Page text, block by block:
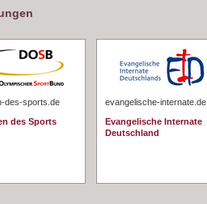
des-sports.de
des Sports
evangelische-internate.de
Evangelische Internate
Deutschland